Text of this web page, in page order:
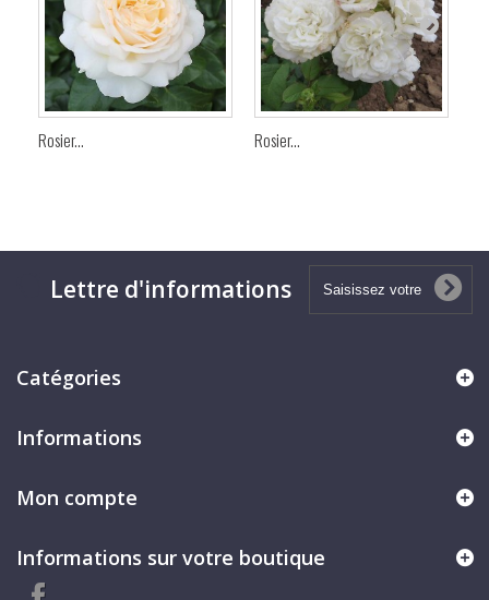
Rosier... Rosier...
Lettre d'informations
Catégories
Informations
Mon compte
Informations sur votre boutique